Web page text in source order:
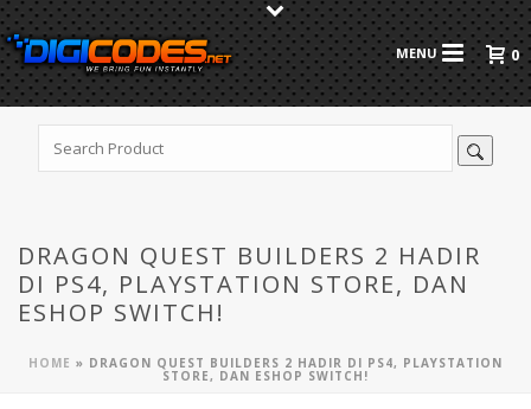
0
DRAGON QUEST BUILDERS 2 HADIR
DI PS4, PLAYSTATION STORE, DAN
ESHOP SWITCH!
HOME » DRAGON QUEST BUILDERS 2 HADIR DI PS4, PLAYSTATION
STORE, DAN ESHOP SWITCH!